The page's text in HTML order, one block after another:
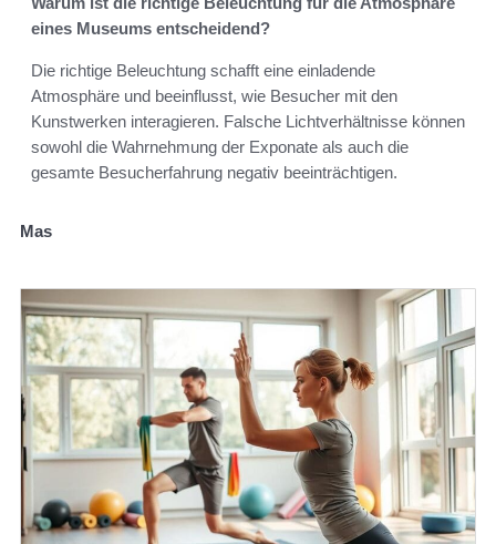
eines Museums entscheidend?
Die richtige Beleuchtung schafft eine einladende
Atmosphäre und beeinflusst, wie Besucher mit den
Kunstwerken interagieren. Falsche Lichtverhältnisse können
sowohl die Wahrnehmung der Exponate als auch die
gesamte Besucherfahrung negativ beeinträchtigen.
Mas